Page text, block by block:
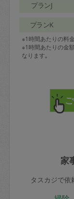
プランJ
プランK
※1時間あたりの料
※1時間あたりの金
なります｡
家
タスカジで依